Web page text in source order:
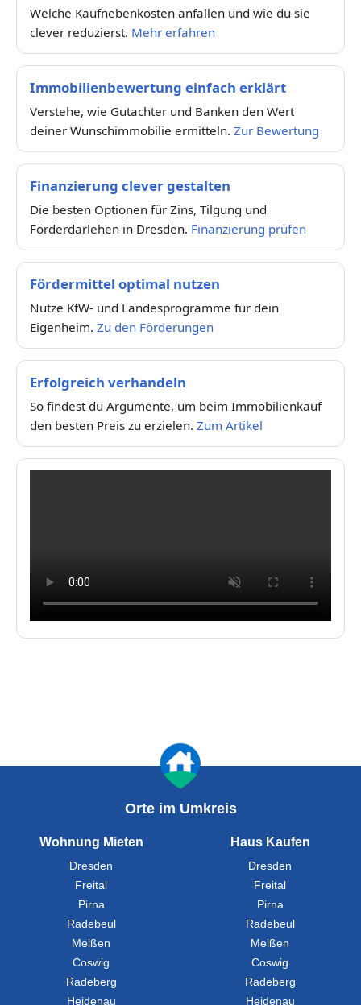
Welche Kaufnebenkosten anfallen und wie du sie
clever reduzierst. Mehr erfahren
Immobilienbewertung einfach erklärt
Verstehe, wie Gutachter und Banken den Wert
deiner Wunschimmobilie ermitteln. Zur Bewertung
Finanzierung clever gestalten
Die besten Optionen für Zins, Tilgung und
Förderdarlehen in Dresden. Finanzierung prüfen
Fördermittel optimal nutzen
Nutze KfW- und Landesprogramme für dein
Eigenheim. Zu den Förderungen
Erfolgreich verhandeln
So findest du Argumente, um beim Immobilienkauf
den besten Preis zu erzielen. Zum Artikel
Orte im Umkreis
Wohnung Mieten
Dresden
Freital
Pirna
Radebeul
Meißen
Coswig
Radeberg
Heidenau
Haus Kaufen
Dresden
Freital
Pirna
Radebeul
Meißen
Coswig
Radeberg
Heidenau